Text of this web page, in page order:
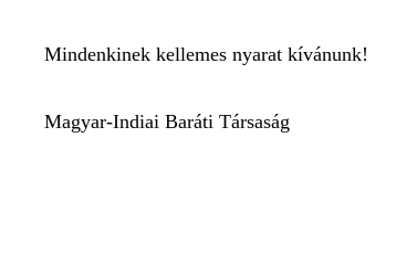
Mindenkinek kellemes nyarat kívánunk!
Magyar-Indiai Baráti Társaság